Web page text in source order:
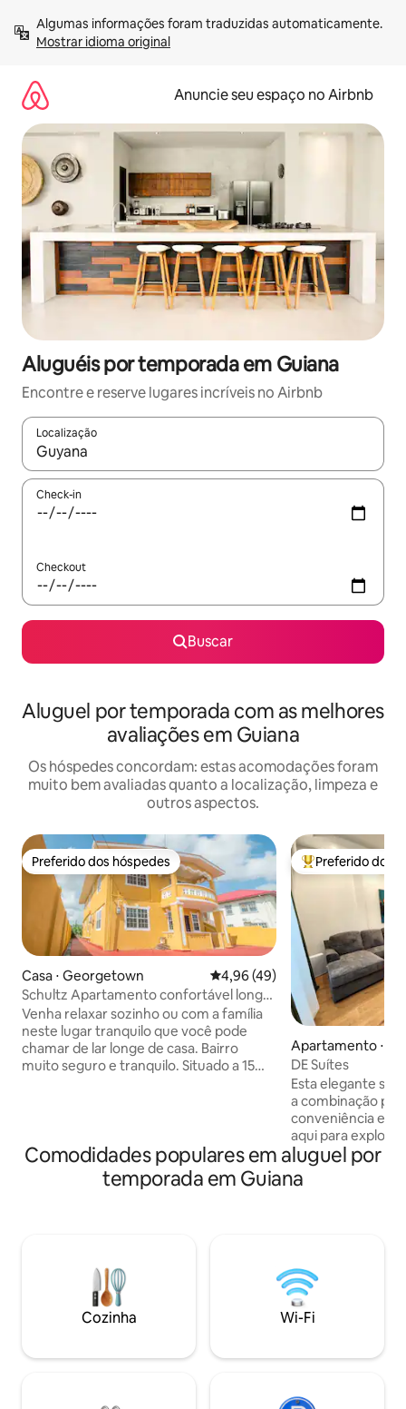
para
Mostrar idioma original
Anuncie seu espaço no Airbnb
Aluguéis por temporada em Guiana
Encontre e reserve lugares incríveis no Airbnb
Localização
Quando os resultados estiverem disponíveis, explore-os
Check-in
Checkout
Buscar
Aluguel por temporada com as melhores
avaliações em Guiana
Os hóspedes concordam: estas acomodações foram
muito bem avaliadas quanto a localização, limpeza e
outros aspectos.
Preferido dos hóspedes
Preferido dos hóspedes
Casa ⋅ Georgetown 4,96 de uma avaliação média
4,96 (49)
Schultz Apartamento confortável longe
de casa
Venha relaxar sozinho ou com a família
neste lugar tranquilo que você pode
chamar de lar longe de casa. Bairro
muito seguro e tranquilo. Situado a 15
Netflix, YouTube. As comodidades são
gerador reserva, bomba de pressão,
chuveiro quente e frio, sistema de
panela de pressão e muito mais para
tornar sua estadia confortável
Entre os
Preferido dos
Apartamento ⋅
DE Suítes
Esta elegante
a combinação
conveniência e
aqui para
remotamente,
que você precisa
inesquecível. Você estará perfeitamente
para aproveitar,
para relaxar em paz. Desfrute
cozinha
estar de conceito
Comodidades populares em aluguel por
temporada em Guiana
Cozinha Wi-Fi